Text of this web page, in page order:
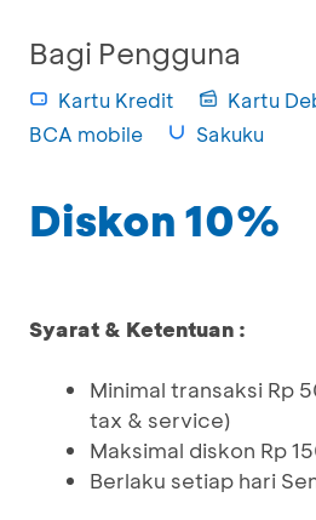
Bagi Pengguna
Kartu Kredit Kartu
BCA mobile
Sakuku
Diskon 10%
Syarat & Ketentuan :
Minimal transaksi Rp
tax & service)
Maksimal diskon Rp
Berlaku setiap hari